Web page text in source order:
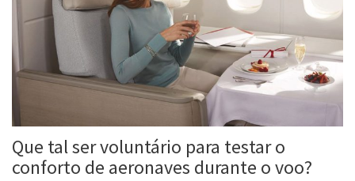
Que tal ser voluntário para testar o
conforto de aeronaves durante o voo?